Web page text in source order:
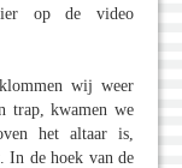
op de video
wij weer
trap, kwamen we
het altaar is,
In de hoek van de